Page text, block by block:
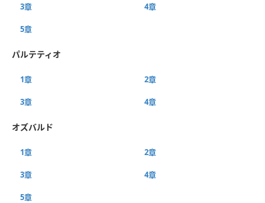
3章 4章
5章
パルテティオ
1章 2章
3章 4章
オズバルド
1章 2章
3章 4章
5章